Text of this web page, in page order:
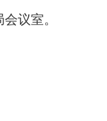
议室。